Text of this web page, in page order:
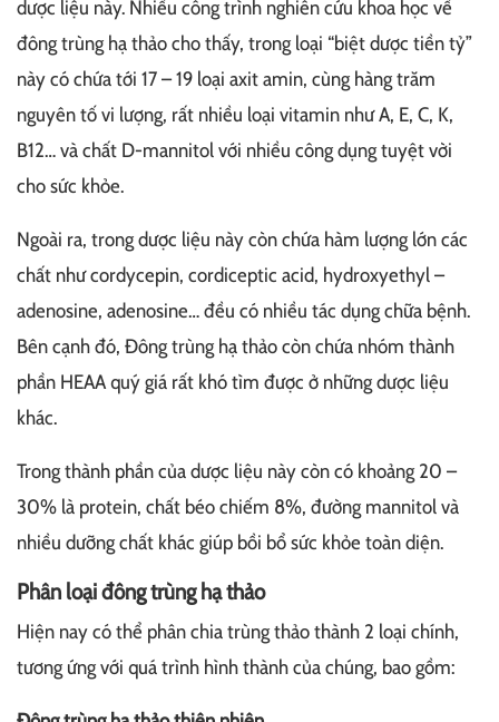
dược liệu này. Nhiều công trình nghiên cứu khoa học về
đông trùng hạ thảo cho thấy, trong loại “biệt dược tiền tỷ”
này có chứa tới 17 – 19 loại axit amin, cùng hàng trăm
nguyên tố vi lượng, rất nhiều loại vitamin như A, E, C, K,
B12… và chất D-mannitol với nhiều công dụng tuyệt vời
cho sức khỏe.
Ngoài ra, trong dược liệu này còn chứa hàm lượng lớn các
chất như cordycepin, cordiceptic acid, hydroxyethyl –
adenosine, adenosine… đều có nhiều tác dụng chữa bệnh.
Bên cạnh đó, Đông trùng hạ thảo còn chứa nhóm thành
phần HEAA quý giá rất khó tìm được ở những dược liệu
khác.
Trong thành phần của dược liệu này còn có khoảng 20 –
30% là protein, chất béo chiếm 8%, đường mannitol và
nhiều dưỡng chất khác giúp bồi bổ sức khỏe toàn diện.
Phân loại đông trùng hạ thảo
Hiện nay có thể phân chia trùng thảo thành 2 loại chính,
tương ứng với quá trình hình thành của chúng, bao gồm: